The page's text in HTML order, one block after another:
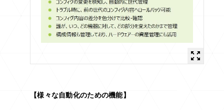
【様々な自動化のための機能】